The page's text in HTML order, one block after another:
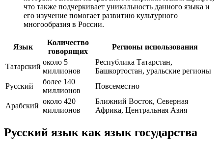
что также подчеркивает уникальность данного языка и
его изучение помогает развитию культурного
многообразия в России.
Язык
Количество
говорящих
Регионы использования
Татарский
около 5
миллионов
Республика Татарстан,
Башкортостан, уральские регионы
Русский
более 140
миллионов
Повсеместно
Арабский
около 420
миллионов
Ближний Восток, Северная
Африка, Центральная Азия
Русский язык как язык государства